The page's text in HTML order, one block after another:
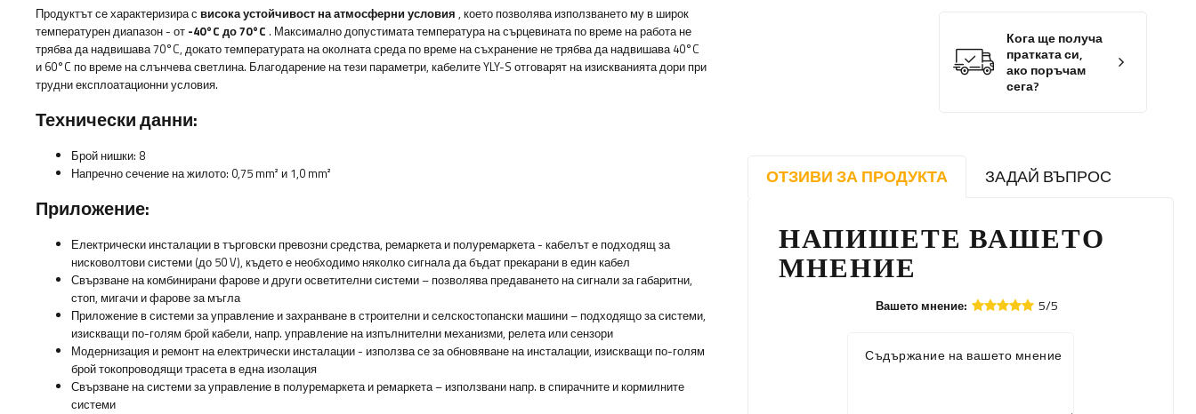
Кога ще получа
пратката си,
ако поръчам
сега?
ОТЗИВИ ЗА ПРОДУКТА ЗАДАЙ ВЪПРОС
НАПИШЕТЕ ВАШЕТО
МНЕНИЕ
Вашето мнение: 5/5
Съдържание на вашето мнение
Продуктът се характеризира с висока устойчивост на атмосферни условия , което позволява използването му в широк
температурен диапазон - от -40°C до 70°C . Максимално допустимата температура на сърцевината по време на работа не
трябва да надвишава 70°C, докато температурата на околната среда по време на съхранение не трябва да надвишава 40°C
и 60°C по време на слънчева светлина. Благодарение на тези параметри, кабелите YLY-S отговарят на изискванията дори при
трудни експлоатационни условия.
Технически данни:
Брой нишки: 8
Напречно сечение на жилото: 0,75 mm² и 1,0 mm²
Приложение:
Електрически инсталации в търговски превозни средства, ремаркета и полуремаркета - кабелът е подходящ за
нисковолтови системи (до 50 V), където е необходимо няколко сигнала да бъдат прекарани в един кабел
Свързване на комбинирани фарове и други осветителни системи – позволява предаването на сигнали за габаритни,
стоп, мигачи и фарове за мъгла
Приложение в системи за управление и захранване в строителни и селскостопански машини – подходящо за системи,
изискващи по-голям брой кабели, напр. управление на изпълнителни механизми, релета или сензори
Модернизация и ремонт на електрически инсталации - използва се за обновяване на инсталации, изискващи по-голям
брой токопроводящи трасета в една изолация
Свързване на системи за управление в полуремаркета и ремаркета – използвани напр. в спирачните и кормилните
системи